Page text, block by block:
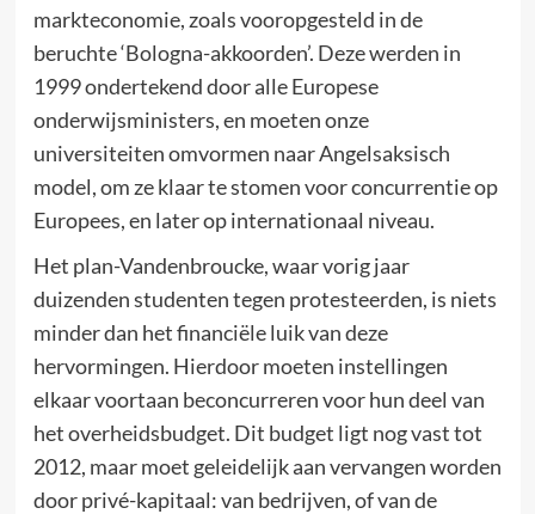
markteconomie, zoals vooropgesteld in de
beruchte ‘Bologna-akkoorden’. Deze werden in
1999 ondertekend door alle Europese
onderwijsministers, en moeten onze
universiteiten omvormen naar Angelsaksisch
model, om ze klaar te stomen voor concurrentie op
Europees, en later op internationaal niveau.
Het plan-Vandenbroucke, waar vorig jaar
duizenden studenten tegen protesteerden, is niets
minder dan het financiële luik van deze
hervormingen. Hierdoor moeten instellingen
elkaar voortaan beconcurreren voor hun deel van
het overheidsbudget. Dit budget ligt nog vast tot
2012, maar moet geleidelijk aan vervangen worden
door privé-kapitaal: van bedrijven, of van de